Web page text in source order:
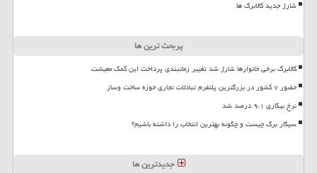
شارژ جدید کالابرگ ها
پربحث ترین ها
کالابرگ برخی خانوارها شارژ شد تغییر زمانبندی پرداخت این کمک معیشت
حضور ۷ کشور در بزرگترین پلتفرم تبادلات تجاری حوزه ساخت وساز
نرخ بیکاری ۹،۱ درصد شد
سیگار برگ چیست و چگونه بهترین انتخاب را داشته باشیم؟
جدیدترین ها